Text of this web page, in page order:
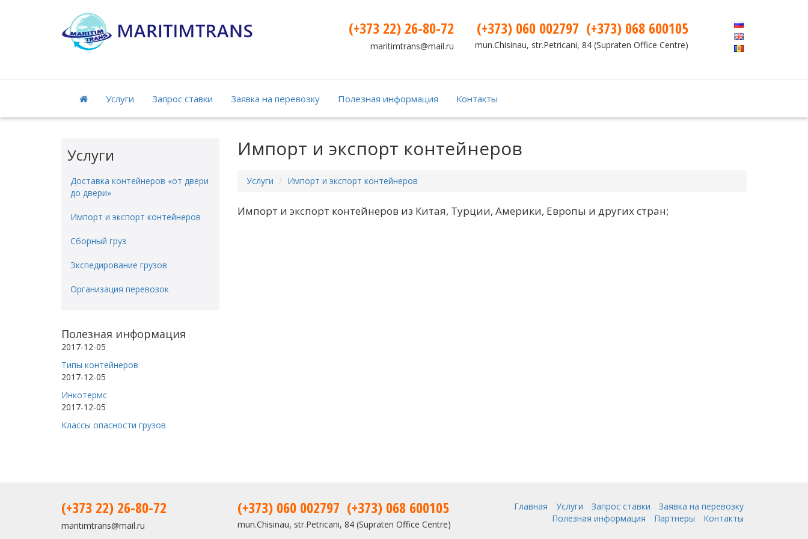
(+373 22) 26-80-72
maritimtrans@mail.ru
(+373) 060 002797 (+373) 068 600105
mun.Chisinau, str.Petricani, 84 (Supraten Office Centre)
Услуги Запрос ставки Заявка на перевозку Полезная информация Контакты
Импорт и экспорт контейнеров
Услуги Импорт и экспорт контейнеров
Импорт и экспорт контейнеров из Китая, Турции, Америки, Европы и других стран;
Услуги
Доставка контейнеров «от двери
до двери»
Импорт и экспорт контейнеров
Сборный груз
Экспедирование грузов
Организация перевозок
Полезная информация
2017-12-05
Типы контейнеров
2017-12-05
Инкотермс
2017-12-05
Классы опасности грузов
(+373 22) 26-80-72
maritimtrans@mail.ru
(+373) 060 002797 (+373) 068 600105
mun.Chisinau, str.Petricani, 84 (Supraten Office Centre)
Главная Услуги Запрос ставки
Заявка на перевозку
Полезная информация
Партнеры Контакты